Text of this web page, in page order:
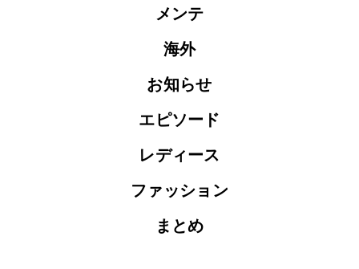
メンテ
海外
お知らせ
エピソード
レディース
ファッション
まとめ